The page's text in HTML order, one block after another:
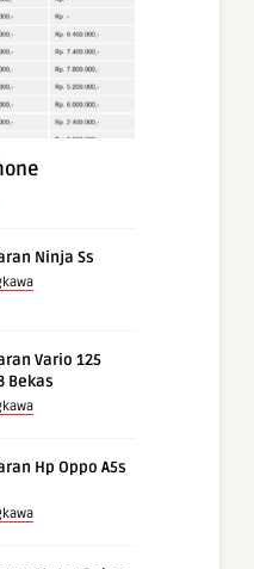
Ninja Ss
Vario 125
Bekas
Hp Oppo A5s